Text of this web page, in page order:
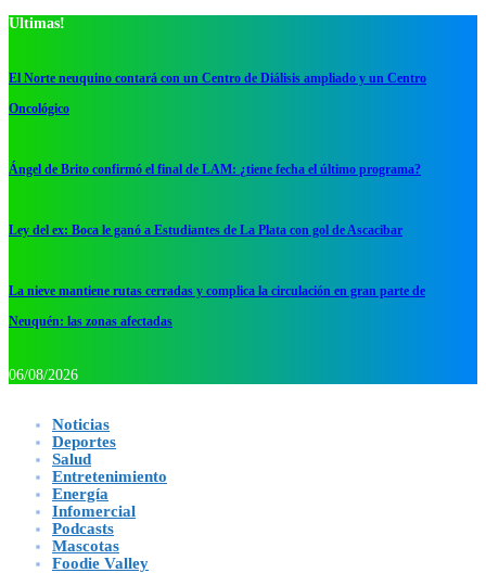
Ultimas!
El Norte neuquino contará con un Centro de Diálisis ampliado y un Centro
Oncológico
Ángel de Brito confirmó el final de LAM: ¿tiene fecha el último programa?
Ley del ex: Boca le ganó a Estudiantes de La Plata con gol de Ascacibar
La nieve mantiene rutas cerradas y complica la circulación en gran parte de
Neuquén: las zonas afectadas
06/08/2026
Noticias
Deportes
Salud
Entretenimiento
Energía
Infomercial
Podcasts
Mascotas
Foodie Valley